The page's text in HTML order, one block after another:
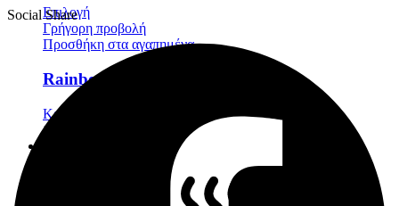
Επιλογή
Γρήγορη προβολή
Προσθήκη στα αγαπημένα
Rainbow
Κεριά
14,50
Social Share